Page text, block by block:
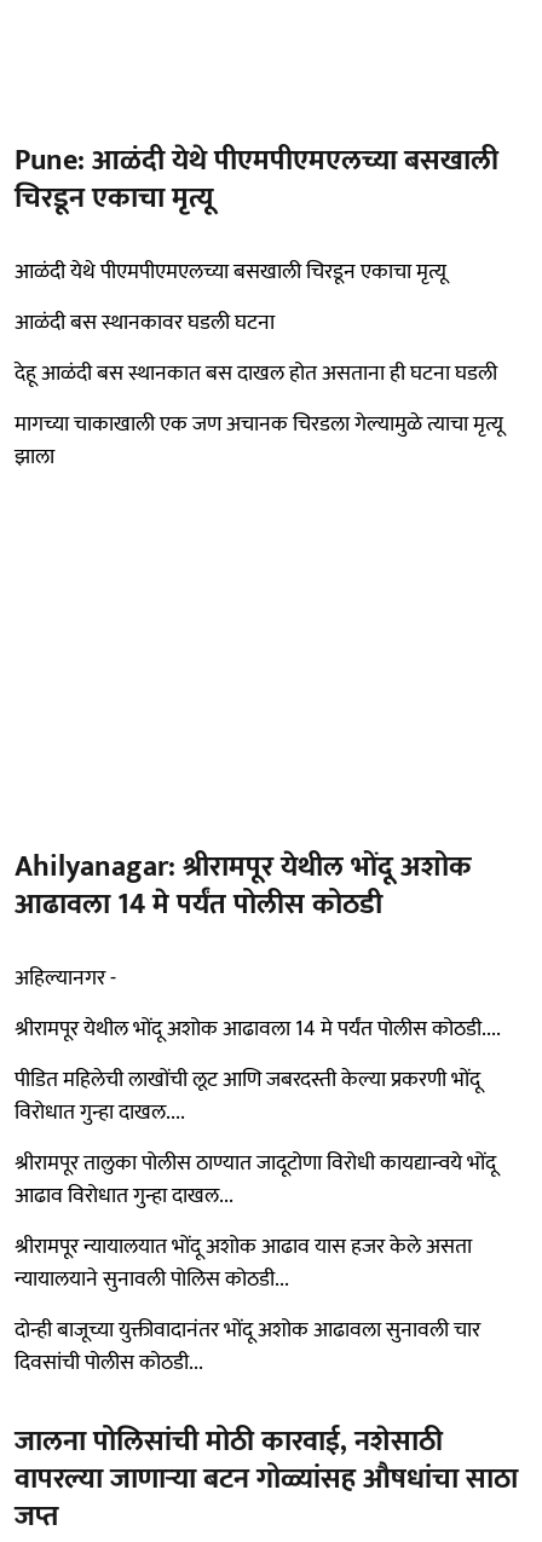
Pune: आळंदी येथे पीएमपीएमएलच्या बसखाली
चिरडून एकाचा मृत्यू
आळंदी येथे पीएमपीएमएलच्या बसखाली चिरडून एकाचा मृत्यू
आळंदी बस स्थानकावर घडली घटना
देहू आळंदी बस स्थानकात बस दाखल होत असताना ही घटना घडली
मागच्या चाकाखाली एक जण अचानक चिरडला गेल्यामुळे त्याचा मृत्यू
झाला
Ahilyanagar: श्रीरामपूर येथील भोंदू अशोक
आढावला 14 मे पर्यंत पोलीस कोठडी
अहिल्यानगर -
श्रीरामपूर येथील भोंदू अशोक आढावला 14 मे पर्यंत पोलीस कोठडी....
पीडित महिलेची लाखोंची लूट आणि जबरदस्ती केल्या प्रकरणी भोंदू
विरोधात गुन्हा दाखल....
श्रीरामपूर तालुका पोलीस ठाण्यात जादूटोणा विरोधी कायद्यान्वये भोंदू
आढाव विरोधात गुन्हा दाखल...
श्रीरामपूर न्यायालयात भोंदू अशोक आढाव यास हजर केले असता
न्यायालयाने सुनावली पोलिस कोठडी...
दोन्ही बाजूच्या युक्तीवादानंतर भोंदू अशोक आढावला सुनावली चार
दिवसांची पोलीस कोठडी...
जालना पोलिसांची मोठी कारवाई, नशेसाठी
वापरल्या जाणाऱ्या बटन गोळ्यांसह औषधांचा साठा
जप्त